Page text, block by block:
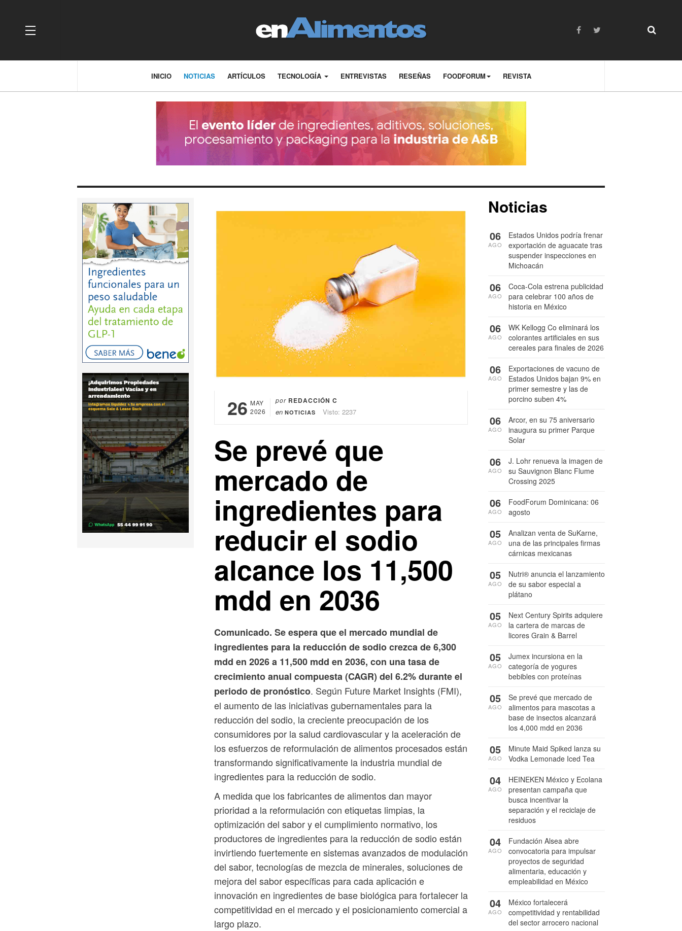
OFF CANVAS
INICIO NOTICIAS ARTÍCULOS TECNOLOGÍA ENTREVISTAS RESEÑAS FOODFORUM REVISTA
26 MAY
2026
por REDACCIÓN C
en NOTICIAS Visto: 2237
Se prevé que
mercado de
ingredientes para
reducir el sodio
alcance los 11,500
mdd en 2036
Comunicado. Se espera que el mercado mundial de
ingredientes para la reducción de sodio crezca de 6,300
mdd en 2026 a 11,500 mdd en 2036, con una tasa de
crecimiento anual compuesta (CAGR) del 6.2% durante el
periodo de pronóstico. Según Future Market Insights (FMI),
el aumento de las iniciativas gubernamentales para la
reducción del sodio, la creciente preocupación de los
consumidores por la salud cardiovascular y la aceleración de
los esfuerzos de reformulación de alimentos procesados ​​están
transformando significativamente la industria mundial de
ingredientes para la reducción de sodio.
A medida que los fabricantes de alimentos dan mayor
prioridad a la reformulación con etiquetas limpias, la
optimización del sabor y el cumplimiento normativo, los
productores de ingredientes para la reducción de sodio están
invirtiendo fuertemente en sistemas avanzados de modulación
del sabor, tecnologías de mezcla de minerales, soluciones de
mejora del sabor específicas para cada aplicación e
innovación en ingredientes de base biológica para fortalecer la
competitividad en el mercado y el posicionamiento comercial a
largo plazo.
Noticias
Estados Unidos podría frenar
exportación de aguacate tras
suspender inspecciones en
Michoacán
06
AGO
Coca-Cola estrena publicidad
para celebrar 100 años de
historia en México
06
AGO
WK Kellogg Co eliminará los
colorantes artificiales en sus
cereales para finales de 2026
06
AGO
Exportaciones de vacuno de
Estados Unidos bajan 9% en
primer semestre y las de
porcino suben 4%
06
AGO
Arcor, en su 75 aniversario
inaugura su primer Parque
Solar
06
AGO
J. Lohr renueva la imagen de
su Sauvignon Blanc Flume
Crossing 2025
06
AGO
FoodForum Dominicana: 06
agosto
06
AGO
Analizan venta de SuKarne,
una de las principales firmas
cárnicas mexicanas
05
AGO
Nutri® anuncia el lanzamiento
de su sabor especial a
plátano
05
AGO
Next Century Spirits adquiere
la cartera de marcas de
licores Grain & Barrel
05
AGO
Jumex incursiona en la
categoría de yogures
bebibles con proteínas
05
AGO
Se prevé que mercado de
alimentos para mascotas a
base de insectos alcanzará
los 4,000 mdd en 2036
05
AGO
Minute Maid Spiked lanza su
Vodka Lemonade Iced Tea
05
AGO
HEINEKEN México y Ecolana
presentan campaña que
busca incentivar la
separación y el reciclaje de
residuos
04
AGO
Fundación Alsea abre
convocatoria para impulsar
proyectos de seguridad
alimentaria, educación y
empleabilidad en México
04
AGO
México fortalecerá
competitividad y rentabilidad
del sector arrocero nacional
04
AGO